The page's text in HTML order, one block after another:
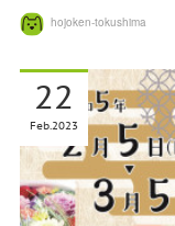
hojoken-tokushima
22
Feb2023